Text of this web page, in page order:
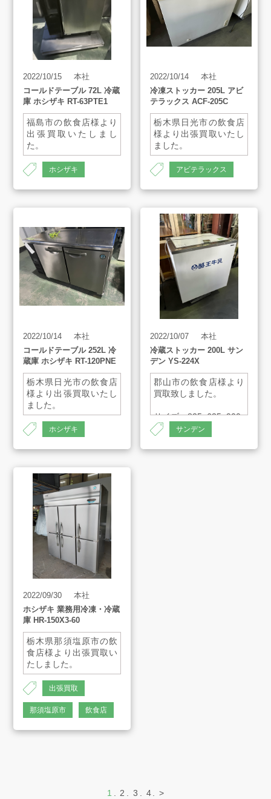
2022/10/15
本社
コールドテーブル 72L 冷蔵
庫 ホシザキ RT-63PTE1
福島市の飲食店様より
出張買取いたしまし
た。
サイズ：630×450×800
ホシザキ
2022/10/14
本社
冷凍ストッカー 205L アビ
テラックス ACF-205C
栃木県日光市の飲食店
様より出張買取いたし
ました。
サイズ：965×575×840
AH-1370
アビテラックス
2022/10/14
本社
コールドテーブル 252L 冷
蔵庫 ホシザキ RT-120PNE
栃木県日光市の飲食店
様より出張買取いたし
ました。
サイズ；
1200×600×800
ホシザキ
2022/10/07
本社
冷蔵ストッカー 200L サン
デン YS-224X
郡山市の飲食店様より
買取致しました。
サイズ：825×635×900
酪王牛乳サンデン
2022/09/30
本社
ホシザキ 業務用冷凍・冷蔵
庫 HR-150X3-60
栃木県那須塩原市の飲
食店様より出張買取い
たしました。
AH-1363
出張買取
那須塩原市 飲食店
1 2 3 4 >